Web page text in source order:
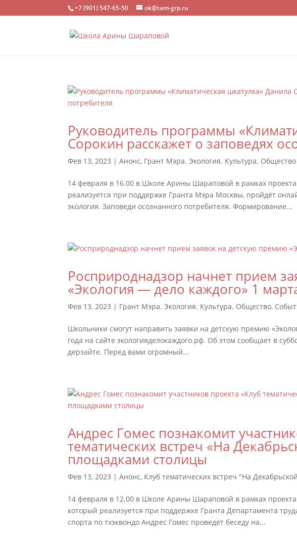
+7 (901) 547-65-50 ok@tam-grp.ru
Руководитель программы
Сорокин расскажет о заповедях
Фев 13, 2023 |Анонс, Грант Мэра. Экология. Культура. Общество
14 февраля в 16.00 в Школе Арины Шараповой в рамках
реализуется при поддержке Гранта Мэра Москвы, пройдёт
экология. Заповеди осознанного потребителя. Формирование...
Росприроднадзор начнет прием
«Экология — дело каждого» 1
Фев 13, 2023 | Грант Мэра. Экология. Культура. Общество,
Школьники смогут направить заявки на детскую премию
года на сайте экологияделокаждого.рф. Об этом сообщает в
дерзайте. Перед вами огромный...
Андрес Гомес познакомит
тематических встреч «На
площадками столицы
Фев 13, 2023 |Анонс, Клуб тематических встреч "На
14 февраля в 12.00 в Школе Арины Шараповой в рамках проекта
который реализуется при поддержке Гранта Департамента
спорта по тхэквондо Андрес Гомес проведёт беседу на...